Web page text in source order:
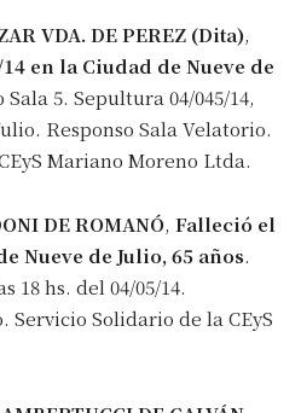
VDA. DE PEREZ (Dita),
en la Ciudad de Nueve de
5. Sepultura 04/045/14,
Responso Sala Velatorio.
Mariano Moreno Ltda.
DE ROMANÓ, Falleció el
Nueve de Julio, 65 años.
18 hs. del 04/05/14.
Servicio Solidario de la CEyS